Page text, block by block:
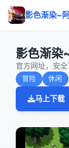
影色渐染~
影色渐染
官方网址，安
冒险 休闲
马上下载